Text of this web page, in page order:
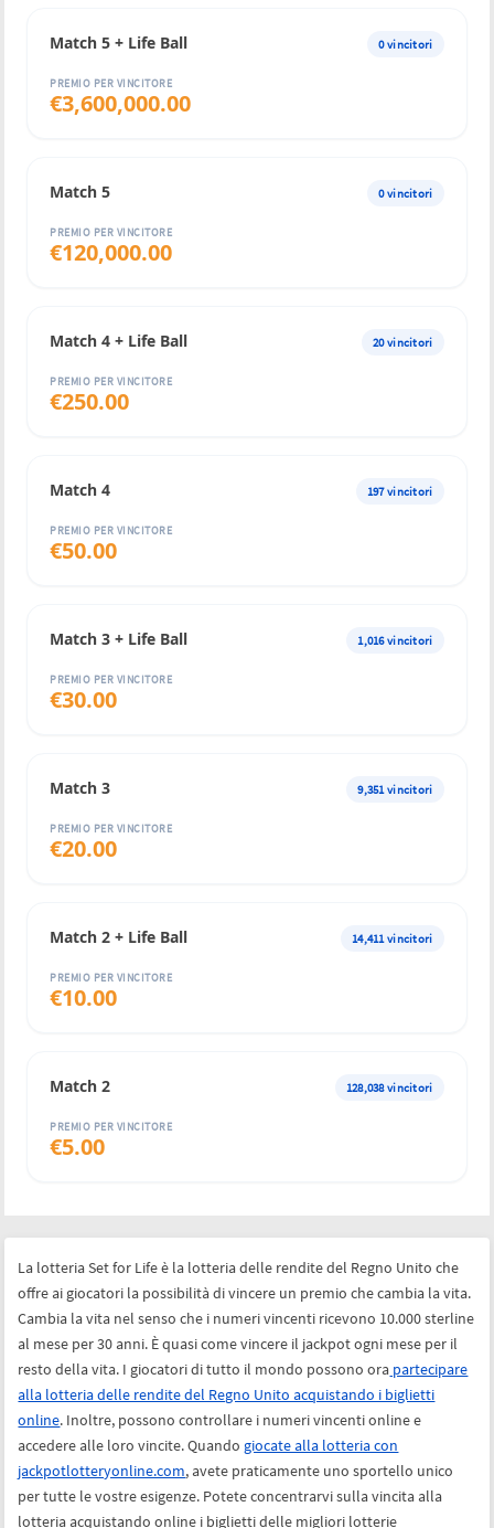
Match 5 + Life Ball 0vincitori
PREMIO PER VINCITORE
€3,600,000.00
Match 5 0vincitori
PREMIO PER VINCITORE
€120,000.00
Match 4 + Life Ball 20vincitori
PREMIO PER VINCITORE
€250.00
Match 4 197vincitori
PREMIO PER VINCITORE
€50.00
Match 3 + Life Ball 1,016vincitori
PREMIO PER VINCITORE
€30.00
Match 3 9,351vincitori
PREMIO PER VINCITORE
€20.00
Match 2 + Life Ball 14,411vincitori
PREMIO PER VINCITORE
€10.00
Match 2 128,038vincitori
PREMIO PER VINCITORE
€5.00
La lotteria Set for Life è la lotteria delle rendite del Regno Unito che
offre ai giocatori la possibilità di vincere un premio che cambia la vita.
Cambia la vita nel senso che i numeri vincenti ricevono 10.000 sterline
al mese per 30 anni. È quasi come vincere il jackpot ogni mese per il
resto della vita. I giocatori di tutto il mondo possono ora partecipare
alla lotteria delle rendite del Regno Unito acquistando i biglietti
online. Inoltre, possono controllare i numeri vincenti online e
accedere alle loro vincite. Quando giocate alla lotteria con
jackpotlotteryonline.com, avete praticamente uno sportello unico
per tutte le vostre esigenze. Potete concentrarvi sulla vincita alla
lotteria acquistando online i biglietti delle migliori lotterie